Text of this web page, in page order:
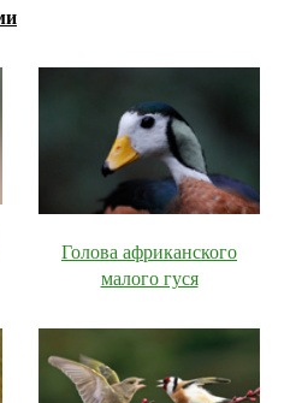
Голова африканского
малого гуся